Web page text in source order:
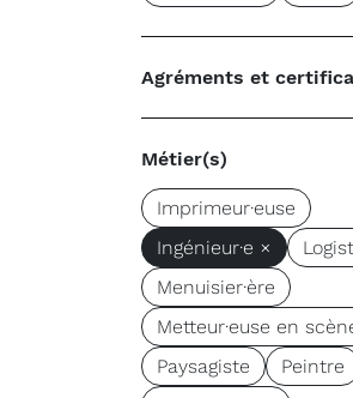
Agréments et
Métier(s)
Imprimeur·euse
Ingénieur·e ×
Menuisier·ère
Metteur·euse en
Paysagiste
Peintre